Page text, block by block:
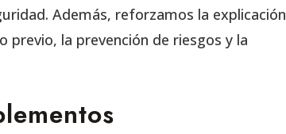
Además, reforzamos la explicación
previo, la prevención de riesgos y la